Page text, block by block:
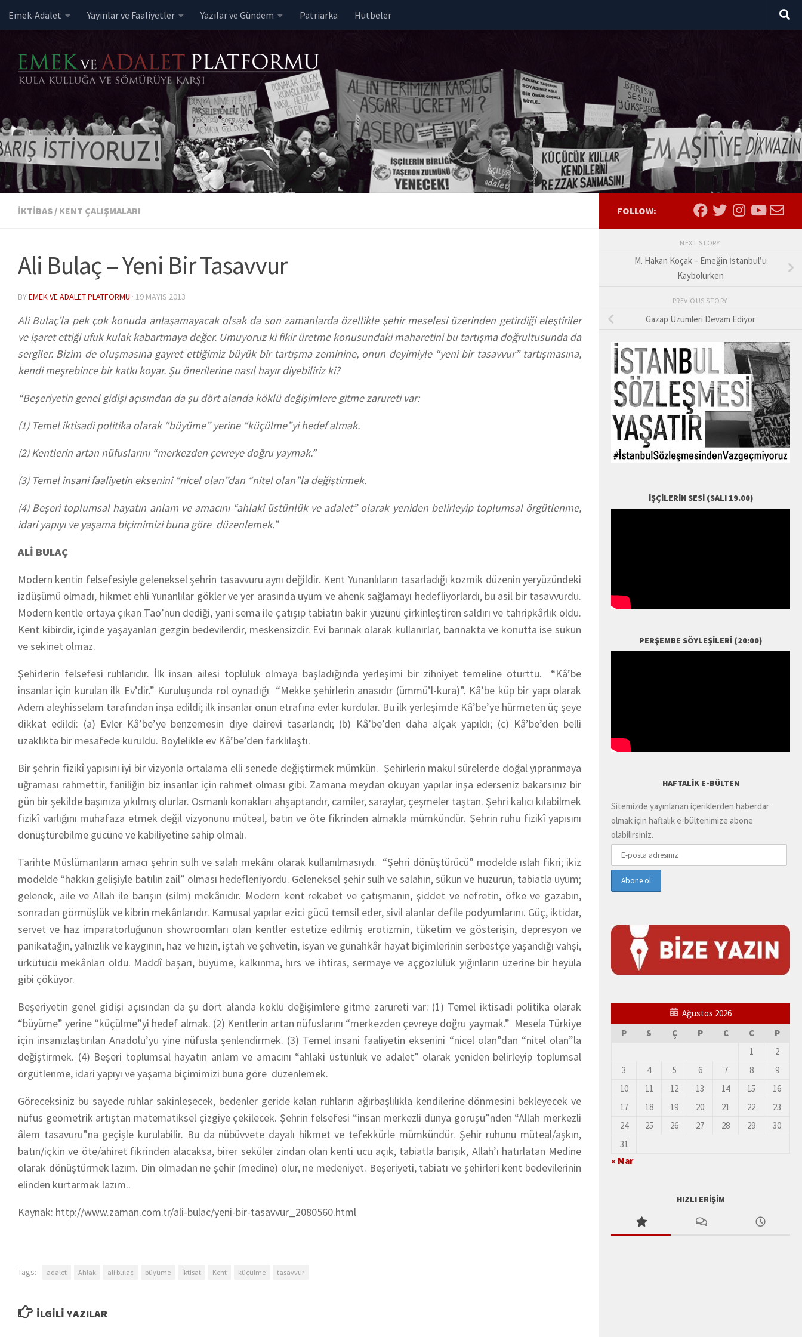
Skip to content
Emek-Adalet Yayınlar ve Faaliyetler Yazılar ve Gündem Patriarka Hutbeler
İKTIBAS / KENT ÇALIŞMALARI
Ali Bulaç – Yeni Bir Tasavvur
BYEMEK VE ADALET PLATFORMU · 19 MAYIS 2013
Ali Bulaç’la pek çok konuda anlaşamayacak olsak da son zamanlarda özellikle şehir meselesi üzerinden getirdiği eleştiriler
ve işaret ettiği ufuk kulak kabartmaya değer. Umuyoruz ki fikir üretme konusundaki maharetini bu tartışma doğrultusunda da
sergiler. Bizim de oluşmasına gayret ettiğimiz büyük bir tartışma zeminine, onun deyimiyle “yeni bir tasavvur” tartışmasına,
kendi meşrebince bir katkı koyar. Şu önerilerine nasıl hayır diyebiliriz ki?
“Beşeriyetin genel gidişi açısından da şu dört alanda köklü değişimlere gitme zarureti var:
(1) Temel iktisadi politika olarak “büyüme” yerine “küçülme”yi hedef almak.
(2) Kentlerin artan nüfuslarını “merkezden çevreye doğru yaymak.”
(3) Temel insani faaliyetin eksenini “nicel olan”dan “nitel olan”la değiştirmek.
(4) Beşeri toplumsal hayatın anlam ve amacını “ahlaki üstünlük ve adalet” olarak yeniden belirleyip toplumsal örgütlenme,
idari yapıyı ve yaşama biçimimizi buna göre düzenlemek.”
ALİ BULAÇ
Modern kentin felsefesiyle geleneksel şehrin tasavvuru aynı değildir. Kent Yunanlıların tasarladığı kozmik düzenin yeryüzündeki
izdüşümü olmadı, hikmet ehli Yunanlılar gökler ve yer arasında uyum ve ahenk sağlamayı hedefliyorlardı, bu asil bir tasavvurdu.
Modern kentle ortaya çıkan Tao’nun dediği, yani sema ile çatışıp tabiatın bakir yüzünü çirkinleştiren saldırı ve tahripkârlık oldu.
Kent kibirdir, içinde yaşayanları gezgin bedevilerdir, meskensizdir. Evi barınak olarak kullanırlar, barınakta ve konutta ise sükun
ve sekinet olmaz.
Şehirlerin felsefesi ruhlarıdır. İlk insan ailesi topluluk olmaya başladığında yerleşimi bir zihniyet temeline oturttu. “Kâ’be
insanlar için kurulan ilk Ev’dir.” Kuruluşunda rol oynadığı “Mekke şehirlerin anasıdır (ümmü’l-kura)”. Kâ’be küp bir yapı olarak
Adem aleyhisselam tarafından inşa edildi; ilk insanlar onun etrafına evler kurdular. Bu ilk yerleşimde Kâ’be’ye hürmeten üç şeye
dikkat edildi: (a) Evler Kâ’be’ye benzemesin diye dairevi tasarlandı; (b) Kâ’be’den daha alçak yapıldı; (c) Kâ’be’den belli
uzaklıkta bir mesafede kuruldu. Böylelikle ev Kâ’be’den farklılaştı.
Bir şehrin fizikî yapısını iyi bir vizyonla ortalama elli senede değiştirmek mümkün. Şehirlerin makul sürelerde doğal yıpranmaya
uğraması rahmettir, faniliğin biz insanlar için rahmet olması gibi. Zamana meydan okuyan yapılar inşa ederseniz bakarsınız bir
gün bir şekilde başınıza yıkılmış olurlar. Osmanlı konakları ahşaptandır, camiler, saraylar, çeşmeler taştan. Şehri kalıcı kılabilmek
fizikî varlığını muhafaza etmek değil vizyonunu müteal, batın ve öte fikrinden almakla mümkündür. Şehrin ruhu fizikî yapısını
dönüştürebilme gücüne ve kabiliyetine sahip olmalı.
Tarihte Müslümanların amacı şehrin sulh ve salah mekânı olarak kullanılmasıydı. “Şehri dönüştürücü” modelde ıslah fikri; ikiz
modelde “hakkın gelişiyle batılın zail” olması hedefleniyordu. Geleneksel şehir sulh ve salahın, sükun ve huzurun, tabiatla uyum;
gelenek, aile ve Allah ile barışın (silm) mekânıdır. Modern kent rekabet ve çatışmanın, şiddet ve nefretin, öfke ve gazabın,
sonradan görmüşlük ve kibrin mekânlarıdır. Kamusal yapılar ezici gücü temsil eder, sivil alanlar defile podyumlarını. Güç, iktidar,
servet ve haz imparatorluğunun showroomları olan kentler estetize edilmiş erotizmin, tüketim ve gösterişin, depresyon ve
panikatağın, yalnızlık ve kaygının, haz ve hızın, iştah ve şehvetin, isyan ve günahkâr hayat biçimlerinin serbestçe yaşandığı vahşi,
ürkütücü mekânları oldu. Maddî başarı, büyüme, kalkınma, hırs ve ihtiras, sermaye ve açgözlülük yığınların üzerine bir heyüla
gibi çöküyor.
Beşeriyetin genel gidişi açısından da şu dört alanda köklü değişimlere gitme zarureti var: (1) Temel iktisadi politika olarak
“büyüme” yerine “küçülme”yi hedef almak. (2) Kentlerin artan nüfuslarını “merkezden çevreye doğru yaymak.” Mesela Türkiye
için insanızlaştırılan Anadolu’yu yine nüfusla şenlendirmek. (3) Temel insani faaliyetin eksenini “nicel olan”dan “nitel olan”la
değiştirmek. (4) Beşeri toplumsal hayatın anlam ve amacını “ahlaki üstünlük ve adalet” olarak yeniden belirleyip toplumsal
örgütlenme, idari yapıyı ve yaşama biçimimizi buna göre düzenlemek.
Göreceksiniz bu sayede ruhlar sakinleşecek, bedenler geride kalan ruhların ağırbaşlılıkla kendilerine dönmesini bekleyecek ve
nüfus geometrik artıştan matematiksel çizgiye çekilecek. Şehrin felsefesi “insan merkezli dünya görüşü”nden “Allah merkezli
âlem tasavuru”na geçişle kurulabilir. Bu da nübüvvete dayalı hikmet ve tefekkürle mümkündür. Şehir ruhunu müteal/aşkın,
batın/içkin ve öte/ahiret fikrinden alacaksa, birer seküler zindan olan kenti ucu açık, tabiatla barışık, Allah’ı hatırlatan Medine
olarak dönüştürmek lazım. Din olmadan ne şehir (medine) olur, ne medeniyet. Beşeriyeti, tabiatı ve şehirleri kent bedevilerinin
elinden kurtarmak lazım..
Kaynak: http://www.zaman.com.tr/ali-bulac/yeni-bir-tasavvur_2080560.html
Tags: adalet Ahlak ali bulaç büyüme İktisat Kent küçülme tasavvur
İLGILI YAZILAR
FOLLOW:
NEXT STORY
M. Hakan Koçak – Emeğin İstanbul’u
Kaybolurken
PREVIOUS STORY
Gazap Üzümleri Devam Ediyor
İŞÇILERIN SESI (SALI 19.00)
PERŞEMBE SÖYLEŞILERI (20:00)
HAFTALIK E-BÜLTEN
Sitemizde yayınlanan içeriklerden haberdar
olmak için haftalık e-bültenimize abone
olabilirsiniz.
Ağustos 2026
P
S Ç P C C
P
1
2
3
4 5 6 7 8
9
10
11 12 13 14 15
16
17
18 19 20 21 22
23
24
25 26 27 28 29
30
31
« Mar
HIZLI ERIŞIM